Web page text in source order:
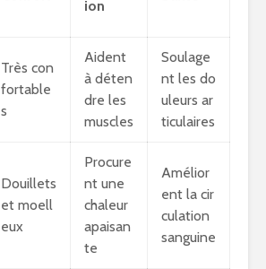
ion
Très con
fortable
s
Aident
à déten
dre les
muscles
Soulage
nt les do
uleurs ar
ticulaires
Douillets
et moell
eux
Procure
nt une
chaleur
apaisan
te
Amélior
ent la cir
culation
sanguine